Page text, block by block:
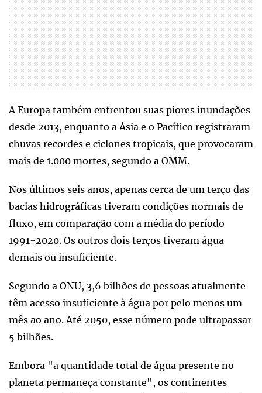
A Europa também enfrentou suas piores inundações
desde 2013, enquanto a Ásia e o Pacífico registraram
chuvas recordes e ciclones tropicais, que provocaram
mais de 1.000 mortes, segundo a OMM.
Nos últimos seis anos, apenas cerca de um terço das
bacias hidrográficas tiveram condições normais de
fluxo, em comparação com a média do período
1991-2020. Os outros dois terços tiveram água
demais ou insuficiente.
Segundo a ONU, 3,6 bilhões de pessoas atualmente
têm acesso insuficiente à água por pelo menos um
mês ao ano. Até 2050, esse número pode ultrapassar
5 bilhões.
Embora "a quantidade total de água presente no
planeta permaneça constante", os continentes